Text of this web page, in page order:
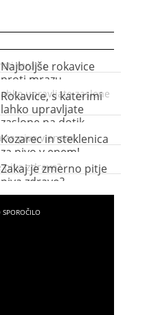
Najboljše rokavice
proti mrazu
Rokavice, s katerimi
lahko upravljate
zaslone na dotik
Kozarec in steklenica
za pivo v enem!
Zakaj je zmerno pitje
piva zdravo?